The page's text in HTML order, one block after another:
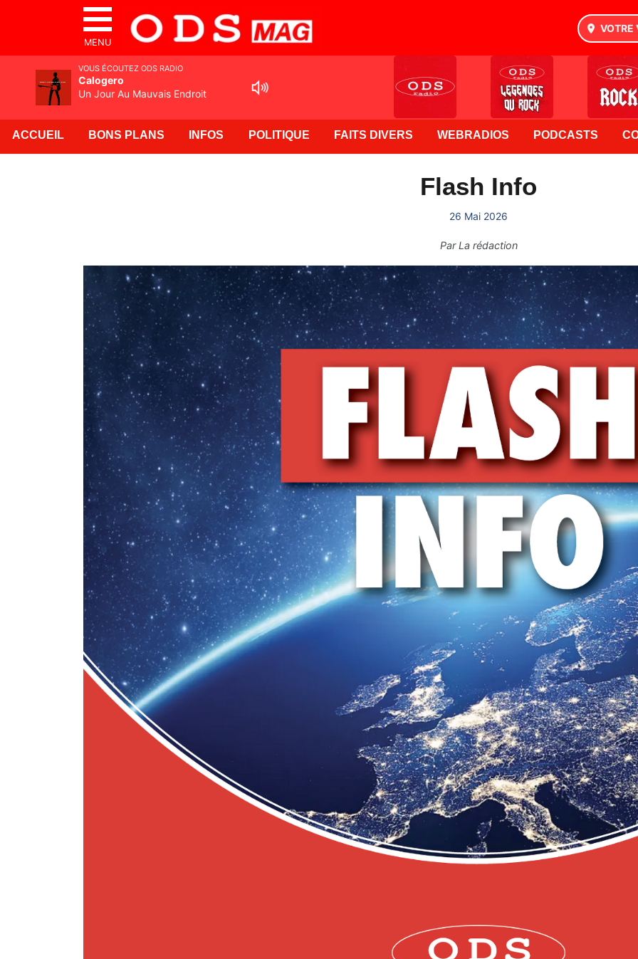
MENU
VOTRE
ACCUEIL BONS PLANS INFOS POLITIQUE FAITS DIVERS WEBRADIOS PODCASTS
Flash Info
26 Mai 2026
ParLa rédaction
VOUS ÉCOUTEZ ODS RADIO
Calogero
Un Jour Au Mauvais Endroit